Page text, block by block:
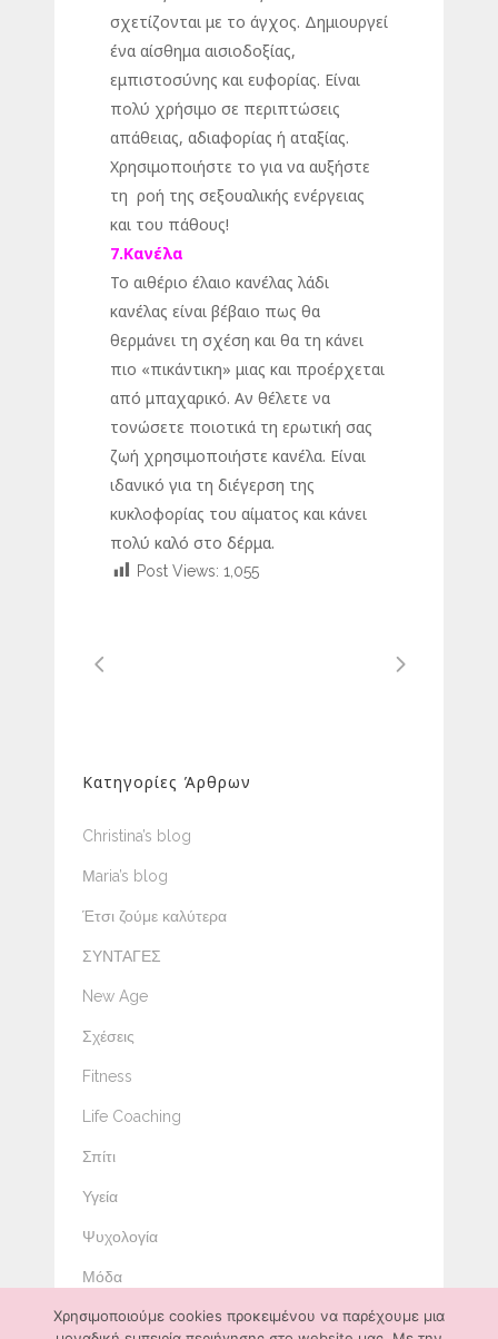
σχετίζονται με το άγχος. Δημιουργεί
ένα αίσθημα αισιοδοξίας,
εμπιστοσύνης και ευφορίας. Είναι
πολύ χρήσιμο σε περιπτώσεις
απάθειας, αδιαφορίας ή αταξίας.
Χρησιμοποιήστε το για να αυξήστε
τη ροή της σεξουαλικής ενέργειας
και του πάθους!
7.Κανέλα
Το αιθέριο έλαιο κανέλας λάδι
κανέλας είναι βέβαιο πως θα
θερμάνει τη σχέση και θα τη κάνει
πιο «πικάντικη» μιας και προέρχεται
από μπαχαρικό. Αν θέλετε να
τονώσετε ποιοτικά τη ερωτική σας
ζωή χρησιμοποιήστε κανέλα. Είναι
ιδανικό για τη διέγερση της
κυκλοφορίας του αίματος και κάνει
πολύ καλό στο δέρμα.
Post Views: 1,055
Κατηγορίες Άρθρων
Christina’s blog
Μaria’s blog
Έτσι ζούμε καλύτερα
ΣΥΝΤΑΓΕΣ
New Age
Σχέσεις
Fitness
Life Coaching
Σπίτι
Υγεία
Ψυχολογία
Μόδα
Ομορφιά
Χρησιμοποιούμε cookies προκειμένου να παρέχουμε μια